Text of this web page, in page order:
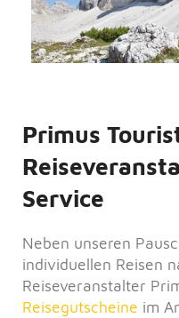
Primus
Service
Neben unseren
individuellen Reisen
Reiseveranstalter
Reisegutscheine im